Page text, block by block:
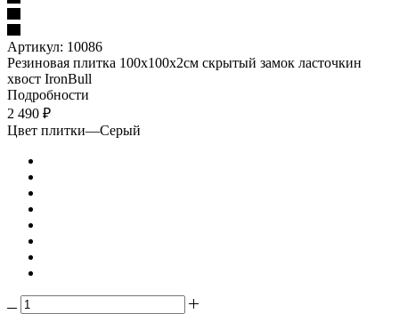
Артикул: 10086
Резиновая плитка 100х100х2см скрытый замок ласточкин
хвост IronBull
Подробности
2 490 ₽
Цвет плитки—Серый